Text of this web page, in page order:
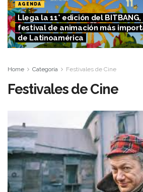
AGENDA
Llega la 11° edición del
festival de animación más
de Latinoamérica
Home Categoría Festivales de Cine
Festivales de Cine